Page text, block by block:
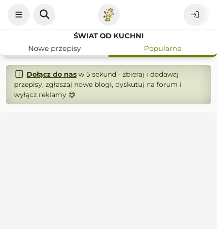
ŚWIAT OD KUCHNI
Nowe przepisy
Popularne
Dołącz do nasw 5 sekund - zbieraj i dodawaj
przepisy, zgłaszaj nowe blogi, dyskutuj na forum i
wyłącz reklamy 😄